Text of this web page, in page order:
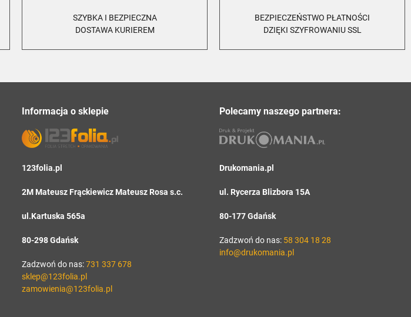
SZYBKA I BEZPIECZNA
DOSTAWA KURIEREM
BEZPIECZEŃSTWO PŁATNOŚCI
DZIĘKI SZYFROWANIU SSL
Informacja o sklepie
123folia.pl
2M Mateusz Frąckiewicz Mateusz Rosa s.c.
ul.Kartuska 565a
80-298 Gdańsk
Zadzwoń do nas:731 337 678
sklep@123folia.pl
zamowienia@123folia.pl
Polecamy naszego partnera:
Drukomania.pl
ul. Rycerza Blizbora 15A
80-177 Gdańsk
Zadzwoń do nas: 58 304 18 28
info@drukomania.pl